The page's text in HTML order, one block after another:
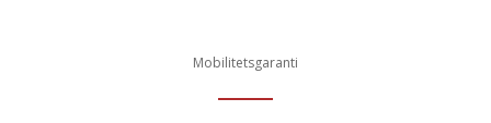
Mobilitetsgaranti